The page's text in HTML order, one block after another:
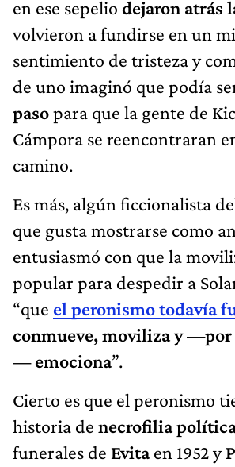
en ese sepelio dejaron atrás
volvieron a fundirse en un
sentimiento de tristeza y
de uno imaginó que podía
pasopara que la gente de
Cámpora se reencontraran
camino.
Es más, algún ficcionalista
que gusta mostrarse como
entusiasmó con que la
popular para despedir a
“que el peronismo todavía
conmueve, moviliza y —por
— emociona”.
Cierto es que el peronismo
historia de necrofilia
funerales de Evitaen 1952 y